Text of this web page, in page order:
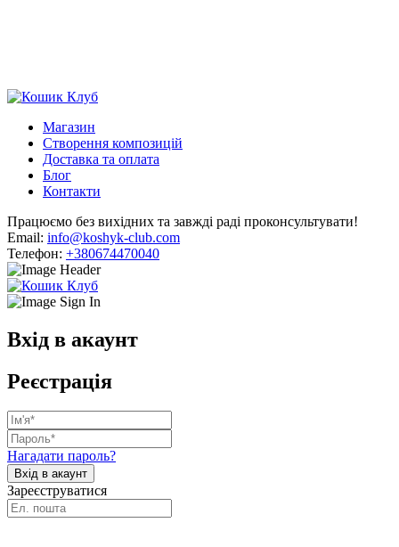
Магазин
Створення композицій
Доставка та оплата
Блог
Контакти
Працюємо без вихідних та завжді раді проконсультувати!
Email: info@koshyk-club.com
Телефон: +380674470040
Вхід в акаунт
Реєстрація
Нагадати пароль?
Зареєструватися